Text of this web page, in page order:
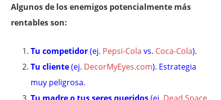
Algunos de los enemigos potencialmente más
rentables son:
Tu competidor(ej. Pepsi-Cola vs. Coca-Cola).
Tu cliente(ej. DecorMyEyes.com). Estrategia
muy peligrosa.